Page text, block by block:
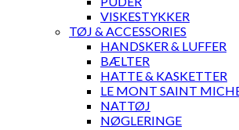
VISKESTYKKER
TØJ & ACCESSORIES
HANDSKER & LUFFER
BÆLTER
HATTE & KASKETTER
LE MONT SAINT
NATTØJ
NØGLERINGE